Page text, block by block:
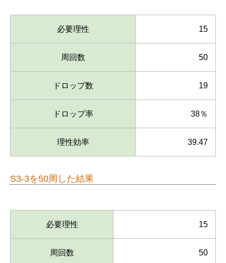
必要理性 15
周回数 50
ドロップ数 19
ドロップ率 38％
理性効率 39.47
S3-3を50周した結果
必要理性 15
周回数 50